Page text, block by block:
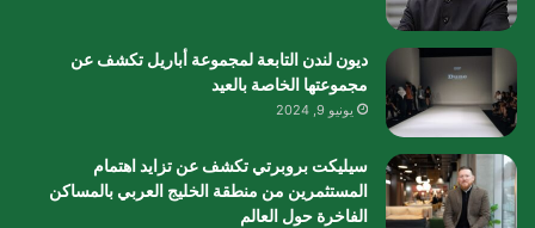
ديون لندن التابعة لمجموعة أباريل تكشف عن
مجموعتها الخاصة بالعيد
يونيو 9, 2024
سيليكت بروبرتي تكشف عن تزايد اهتمام
المستثمرين من منطقة الخليج العربي بالمساكن
الفاخرة حول العالم